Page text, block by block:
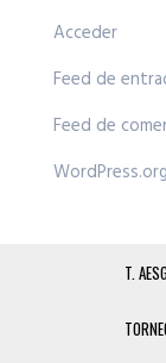
Acceder
Feed de
Feed de
WordPress.org
T.